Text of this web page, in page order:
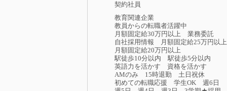
契約社員
教育関連企業
教員からの転職者活躍中
月額固定給30万円以上
業務委託
自社採用情報
月額固定給25万円以上
月額固定給20万円以上
駅徒歩10分以内
駅徒歩5分以内
英語力を活かす
資格を活かす
AMのみ
15時退勤
土日祝休
初めての転職応援
学生OK
週6日